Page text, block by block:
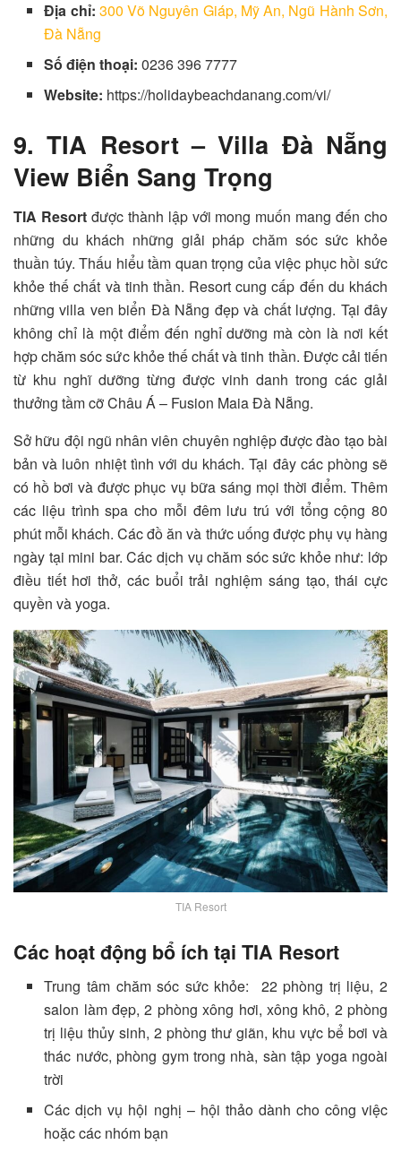
Địa chỉ: 300 Võ Nguyên Giáp, Mỹ An, Ngũ Hành Sơn,
Đà Nẵng
Số điện thoại: 0236 396 7777
Website: https://holidaybeachdanang.com/vi/
9. TIA Resort – Villa Đà Nẵng
View Biển Sang Trọng
TIA Resort được thành lập với mong muốn mang đến cho
những du khách những giải pháp chăm sóc sức khỏe
thuần túy. Thấu hiểu tầm quan trọng của việc phục hồi sức
khỏe thế chất và tinh thần. Resort cung cấp đến du khách
những villa ven biển Đà Nẵng đẹp và chất lượng. Tại đây
không chỉ là một điểm đến nghỉ dưỡng mà còn là nơi kết
hợp chăm sóc sức khỏe thế chất và tinh thần. Được cải tiến
từ khu nghĩ dưỡng từng được vinh danh trong các giải
thưởng tầm cỡ Châu Á – Fusion Maia Đà Nẵng.
Sở hữu đội ngũ nhân viên chuyên nghiệp được đào tạo bài
bản và luôn nhiệt tình với du khách. Tại đây các phòng sẽ
có hồ bơi và được phục vụ bữa sáng mọi thời điểm. Thêm
các liệu trình spa cho mỗi đêm lưu trú với tổng cộng 80
phút mỗi khách. Các đồ ăn và thức uống được phụ vụ hàng
ngày tại mini bar. Các dịch vụ chăm sóc sức khỏe như: lớp
điều tiết hơi thở, các buổi trải nghiệm sáng tạo, thái cực
quyền và yoga.
TIA Resort
Các hoạt động bổ ích tại TIA Resort
Trung tâm chăm sóc sức khỏe: 22 phòng trị liệu, 2
salon làm đẹp, 2 phòng xông hơi, xông khô, 2 phòng
trị liệu thủy sinh, 2 phòng thư giãn, khu vực bể bơi và
thác nước, phòng gym trong nhà, sàn tập yoga ngoài
trời
Các dịch vụ hội nghị – hội thảo dành cho công việc
hoặc các nhóm bạn